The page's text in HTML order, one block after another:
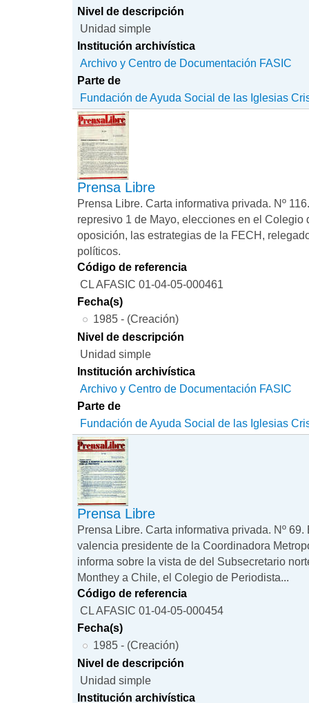
Nivel de descripción
Unidad simple
Institución archivística
Archivo y Centro de Documentación FASIC
Parte de
Fundación de Ayuda Social de las Iglesias
Prensa Libre
Prensa Libre. Carta informativa privada. Nº
represivo 1 de Mayo, elecciones en el Colegio
oposición, las estrategias de la FECH,
políticos.
Código de referencia
CL AFASIC 01-04-05-000461
Fecha(s)
1985 - (Creación)
Nivel de descripción
Unidad simple
Institución archivística
Archivo y Centro de Documentación FASIC
Parte de
Fundación de Ayuda Social de las Iglesias
Prensa Libre
Prensa Libre. Carta informativa privada. Nº
valencia presidente de la Coordinadora
informa sobre la vista de del Subsecretario
Monthey a Chile, el Colegio de Periodista...
Código de referencia
CL AFASIC 01-04-05-000454
Fecha(s)
1985 - (Creación)
Nivel de descripción
Unidad simple
Institución archivística